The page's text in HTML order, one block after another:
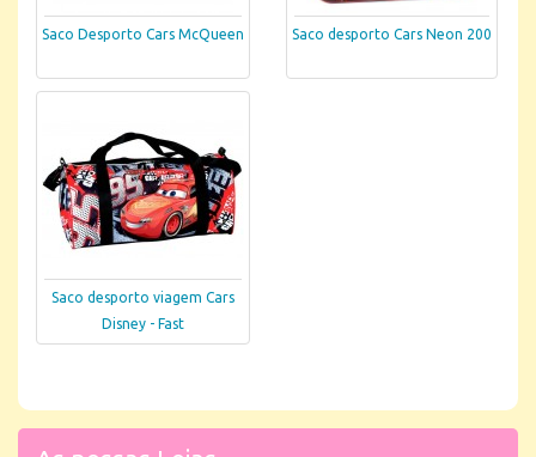
Saco Desporto Cars McQueen Saco desporto Cars Neon 200
Saco desporto viagem Cars
Disney - Fast